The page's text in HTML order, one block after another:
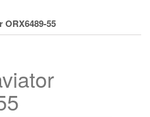
ORX6489-55